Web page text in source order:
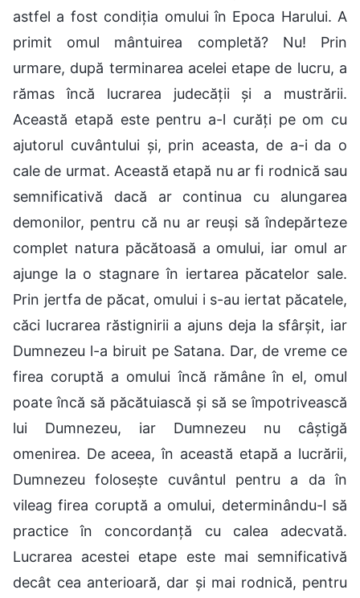
astfel a fost condiția omului în Epoca Harului. A
primit omul mântuirea completă? Nu! Prin
urmare, după terminarea acelei etape de lucru, a
rămas încă lucrarea judecății și a mustrării.
Această etapă este pentru a-l curăți pe om cu
ajutorul cuvântului și, prin aceasta, de a-i da o
cale de urmat. Această etapă nu ar fi rodnică sau
semnificativă dacă ar continua cu alungarea
demonilor, pentru că nu ar reuși să îndepărteze
complet natura păcătoasă a omului, iar omul ar
ajunge la o stagnare în iertarea păcatelor sale.
Prin jertfa de păcat, omului i s-au iertat păcatele,
căci lucrarea răstignirii a ajuns deja la sfârșit, iar
Dumnezeu l-a biruit pe Satana. Dar, de vreme ce
firea coruptă a omului încă rămâne în el, omul
poate încă să păcătuiască și să se împotrivească
lui Dumnezeu, iar Dumnezeu nu câștigă
omenirea. De aceea, în această etapă a lucrării,
Dumnezeu folosește cuvântul pentru a da în
vileag firea coruptă a omului, determinându-l să
practice în concordanță cu calea adecvată.
Lucrarea acestei etape este mai semnificativă
decât cea anterioară, dar și mai rodnică, pentru